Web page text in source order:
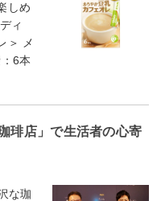
しめ
ディ
＞ メ
6本
琲店」で生活者の心寄
な珈